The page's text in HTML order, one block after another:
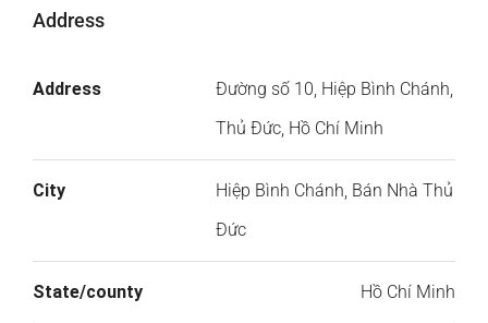
Address
Address
Đường số 10, Hiệp Bình Chánh,
Thủ Đức, Hồ Chí Minh
City
Hiệp Bình Chánh, Bán Nhà Thủ
Đức
State/county Hồ Chí Minh